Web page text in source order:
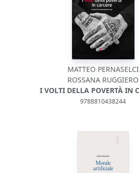
MATTEO PERNASELCI
ROSSANA RUGGIERO
I VOLTI DELLA POVERTÀ IN
9788810438244